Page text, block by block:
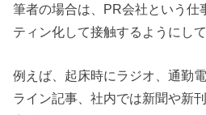
筆者の場合は、PR会社という仕
ティン化して接触するようにして
例えば、起床時にラジオ、通勤
ライン記事、社内では新聞や新